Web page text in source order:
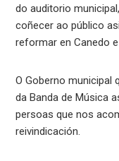
do auditorio
coñecer ao público
reformar en Canedo
O Goberno municipal
da Banda de Música
persoas que nos
reivindicación.